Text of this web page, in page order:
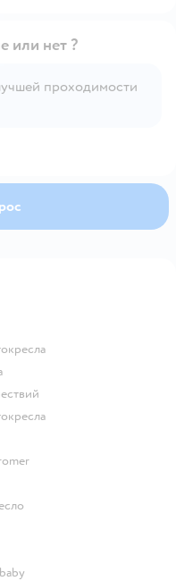
вопрос
или нет ?
проходимости